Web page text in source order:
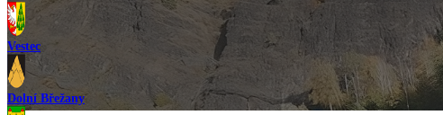
Vestec
Dolní Břežany